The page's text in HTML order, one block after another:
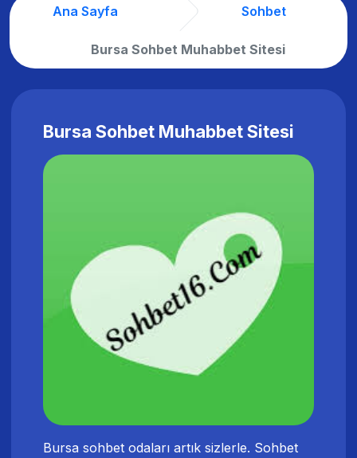
Ana Sayfa Sohbet
Bursa Sohbet Muhabbet Sitesi
Bursa Sohbet Muhabbet Sitesi
Bursa sohbet odaları artık sizlerle. Sohbet